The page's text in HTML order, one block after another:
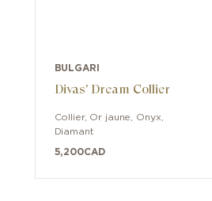
BULGARI
Divas' Dream Collier
Collier, Or jaune
Onyx,
Diamant
5,200CAD